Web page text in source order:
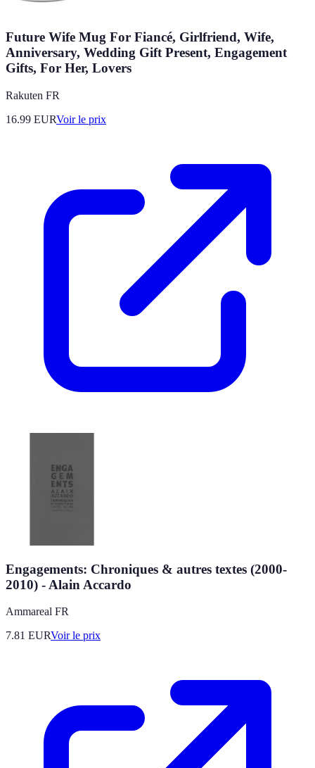
Future Wife Mug For Fiancé, Girlfriend, Wife,
Anniversary, Wedding Gift Present, Engagement
Gifts, For Her, Lovers
Rakuten FR
16.99 EURVoir le prix
Engagements: Chroniques & autres textes (2000-
2010) - Alain Accardo
Ammareal FR
7.81 EURVoir le prix